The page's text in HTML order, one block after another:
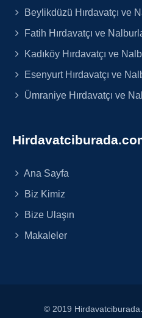
Beylikdüzü Hırdavatçı ve
Fatih Hırdavatçı ve
Kadıköy Hırdavatçı ve
Esenyurt Hırdavatçı ve
Ümraniye Hırdavatçı ve
Ana Sayfa
Biz Kimiz
Bize Ulaşın
Makaleler
© 2019